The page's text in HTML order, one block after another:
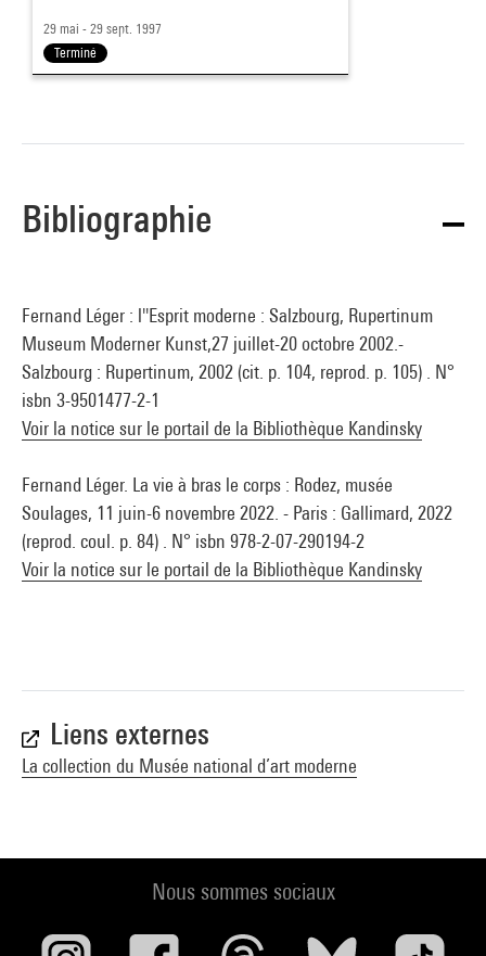
29 mai - 29 sept. 1997
Terminé
Bibliographie
Fernand Léger : l''Esprit moderne : Salzbourg, Rupertinum
Museum Moderner Kunst,27 juillet-20 octobre 2002.-
Salzbourg : Rupertinum, 2002 (cit. p. 104, reprod. p. 105) . N°
isbn 3-9501477-2-1
Voir la notice sur le portail de la Bibliothèque Kandinsky
Fernand Léger. La vie à bras le corps : Rodez, musée
Soulages, 11 juin-6 novembre 2022. - Paris : Gallimard, 2022
(reprod. coul. p. 84) . N° isbn 978-2-07-290194-2
Voir la notice sur le portail de la Bibliothèque Kandinsky
Liens externes
La collection du Musée national d’art moderne
Nous sommes sociaux